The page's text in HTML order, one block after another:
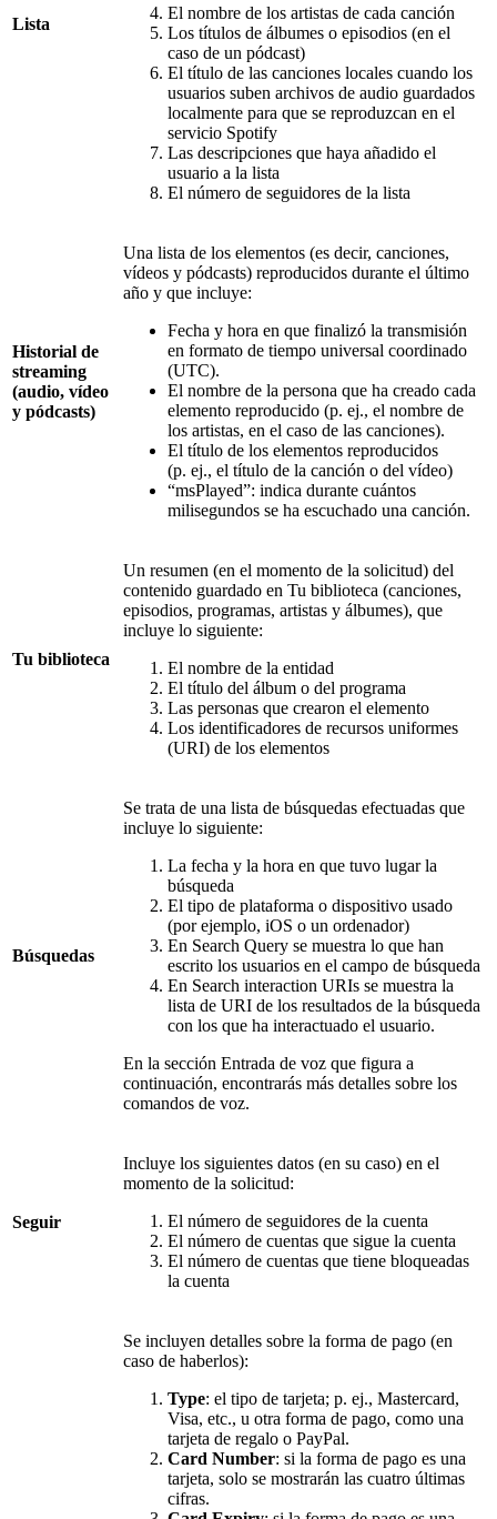
Lista
El nombre de los artistas de cada canción
Los títulos de álbumes o episodios (en el
caso de un pódcast)
El título de las canciones locales cuando los
usuarios suben archivos de audio guardados
localmente para que se reproduzcan en el
servicio Spotify
Las descripciones que haya añadido el
usuario a la lista
El número de seguidores de la lista
Historial de
streaming
(audio, vídeo
y pódcasts)
Una lista de los elementos (es decir, canciones,
vídeos y pódcasts) reproducidos durante el último
año y que incluye:
Fecha y hora en que finalizó la transmisión
en formato de tiempo universal coordinado
(UTC).
El nombre de la persona que ha creado cada
elemento reproducido (p. ej., el nombre de
los artistas, en el caso de las canciones).
El título de los elementos reproducidos
(p. ej., el título de la canción o del vídeo)
“msPlayed”: indica durante cuántos
milisegundos se ha escuchado una canción.
Tu biblioteca
Un resumen (en el momento de la solicitud) del
contenido guardado en Tu biblioteca (canciones,
episodios, programas, artistas y álbumes), que
incluye lo siguiente:
El nombre de la entidad
El título del álbum o del programa
Las personas que crearon el elemento
Los identificadores de recursos uniformes
(URI) de los elementos
Búsquedas
Se trata de una lista de búsquedas efectuadas que
incluye lo siguiente:
La fecha y la hora en que tuvo lugar la
búsqueda
El tipo de plataforma o dispositivo usado
(por ejemplo, iOS o un ordenador)
En Search Query se muestra lo que han
escrito los usuarios en el campo de búsqueda
En Search interaction URIs se muestra la
lista de URI de los resultados de la búsqueda
con los que ha interactuado el usuario.
En la sección Entrada de voz que figura a
continuación, encontrarás más detalles sobre los
comandos de voz.
Seguir
Incluye los siguientes datos (en su caso) en el
momento de la solicitud:
El número de seguidores de la cuenta
El número de cuentas que sigue la cuenta
El número de cuentas que tiene bloqueadas
la cuenta
Se incluyen detalles sobre la forma de pago (en
caso de haberlos):
Type: el tipo de tarjeta; p. ej., Mastercard,
Visa, etc., u otra forma de pago, como una
tarjeta de regalo o PayPal.
Card Number: si la forma de pago es una
tarjeta, solo se mostrarán las cuatro últimas
cifras.